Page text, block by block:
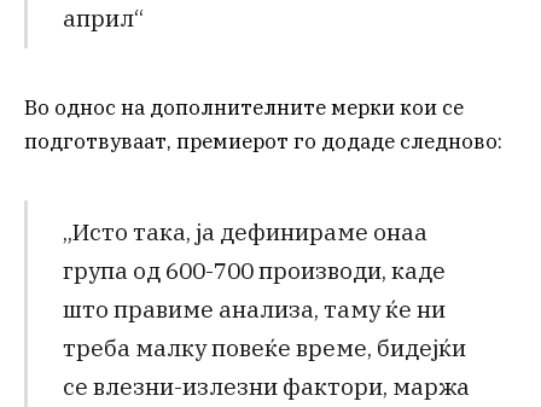
април“
Во однос на дополнителните мерки кои се
подготвуваат, премиерот го додаде следново:
„Исто така, ја дефинираме онаа
група од 600-700 производи, каде
што правиме анализа, таму ќе ни
треба малку повеќе време, бидејќи
се влезни-излезни фактори, маржа